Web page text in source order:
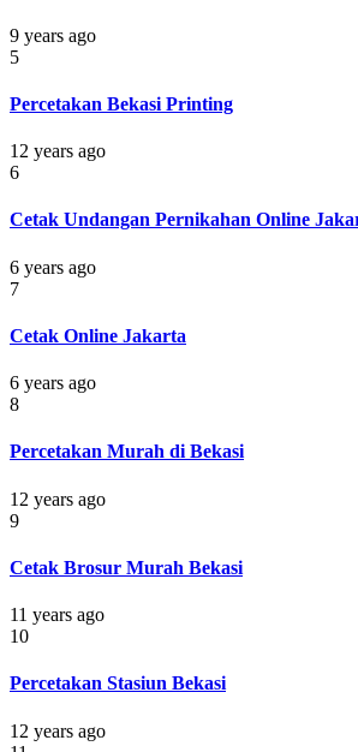
9 years ago
5
Percetakan Bekasi Printing
12 years ago
6
Cetak Undangan Pernikahan Online
6 years ago
7
Cetak Online Jakarta
6 years ago
8
Percetakan Murah di Bekasi
12 years ago
9
Cetak Brosur Murah Bekasi
11 years ago
10
Percetakan Stasiun Bekasi
12 years ago